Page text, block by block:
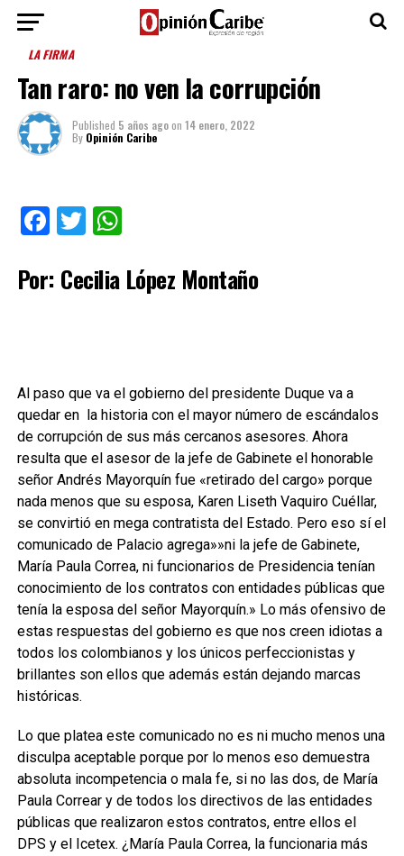
LA FIRMA
Tan raro: no ven la corrupción
Published 5 años agoon 14 enero, 2022
By Opinión Caribe
Facebook
TwitterWhatsApp
Por: Cecilia López Montaño
Al paso que va el gobierno del presidente Duque va a
quedar en la historia con el mayor número de escándalos
de corrupción de sus más cercanos asesores. Ahora
resulta que el asesor de la jefe de Gabinete el honorable
señor Andrés Mayorquín fue «retirado del cargo» porque
nada menos que su esposa, Karen Liseth Vaquiro Cuéllar,
se convirtió en mega contratista del Estado. Pero eso sí el
comunicado de Palacio agrega»»ni la jefe de Gabinete,
María Paula Correa, ni funcionarios de Presidencia tenían
conocimiento de los contratos con entidades públicas que
tenía la esposa del señor Mayorquín.» Lo más ofensivo de
estas respuestas del gobierno es que nos creen idiotas a
todos los colombianos y los únicos perfeccionistas y
brillantes son ellos que además están dejando marcas
históricas.
Lo que platea este comunicado no es ni mucho menos una
disculpa aceptable porque por lo menos eso demuestra
absoluta incompetencia o mala fe, si no las dos, de María
Paula Correar y de todos los directivos de las entidades
públicas que realizaron estos contratos, entre ellos el
DPS y el Icetex. ¿María Paula Correa, la funcionaria más